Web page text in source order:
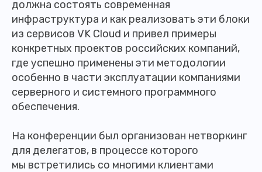
должна состоять современная
инфраструктура и как реализовать эти блоки
из сервисов VK Cloud и привел примеры
конкретных проектов российских компаний,
где успешно применены эти методологии
особенно в части эксплуатации компаниями
серверного и системного программного
обеспечения.
На конференции был организован нетворкинг
для делегатов, в процессе которого
мы встретились со многими клиентами